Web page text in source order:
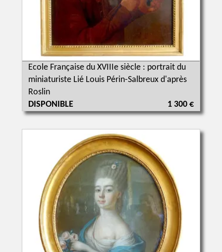
Ecole Française du XVIIIe siècle : portrait du
miniaturiste Lié Louis Périn-Salbreux d'après
Roslin
DISPONIBLE
1 300 €